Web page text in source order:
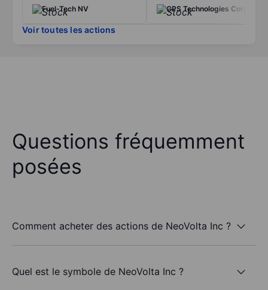
Fuel-Tech NV CPS Technologies Corp.
Voir toutes les actions
Questions fréquemment
posées
Comment acheter des actions de NeoVolta Inc ?
Quel est le symbole de NeoVolta Inc ?